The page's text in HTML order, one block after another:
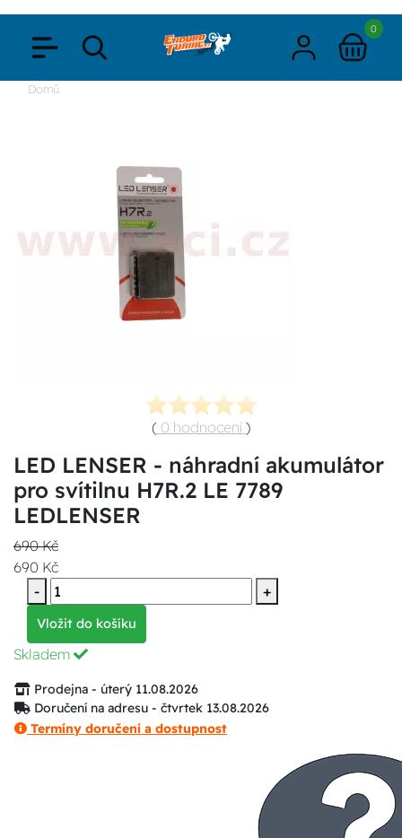
0
Domů
( 0 hodnocení )
LED LENSER - náhradní akumulátor
pro svítilnu H7R.2 LE 7789
LEDLENSER
690 Kč
690 Kč
-
+
Vložit do košíku
Skladem
Prodejna - úterý 11.08.2026
Doručení na adresu - čtvrtek 13.08.2026
Termíny doručení a dostupnost